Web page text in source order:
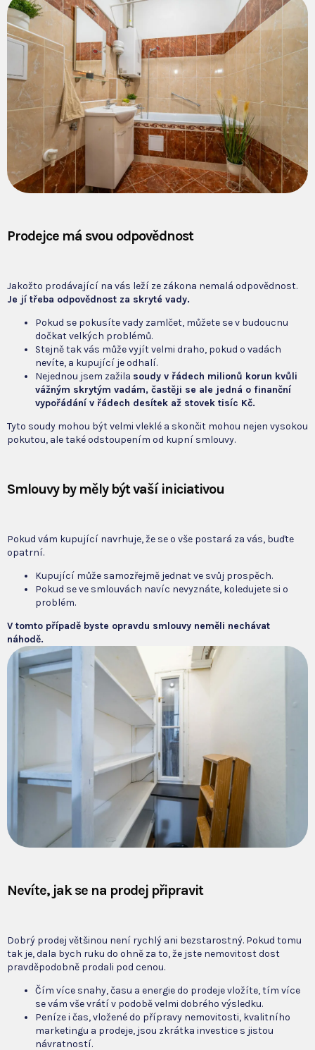
Prodejce má svou odpovědnost
Jakožto prodávající na vás leží ze zákona nemalá odpovědnost.
Je jí třeba odpovědnost za skryté vady.
Pokud se pokusíte vady zamlčet, můžete se v budoucnu
dočkat velkých problémů.
Stejně tak vás může vyjít velmi draho, pokud o vadách
nevíte, a kupující je odhalí.
Nejednou jsem zažila soudy v řádech milionů korun kvůli
vážným skrytým vadám, častěji se ale jedná o finanční
vypořádání v řádech desítek až stovek tisíc Kč.
Tyto soudy mohou být velmi vleklé a skončit mohou nejen vysokou
pokutou, ale také odstoupením od kupní smlouvy.
Smlouvy by měly být vaší iniciativou
Pokud vám kupující navrhuje, že se o vše postará za vás, buďte
opatrní.
Kupující může samozřejmě jednat ve svůj prospěch.
Pokud se ve smlouvách navíc nevyznáte, koledujete si o
problém.
V tomto případě byste opravdu smlouvy neměli nechávat
náhodě.
Nevíte, jak se na prodej připravit
Dobrý prodej většinou není rychlý ani bezstarostný. Pokud tomu
tak je, dala bych ruku do ohně za to, že jste nemovitost dost
pravděpodobně prodali pod cenou.
Čím více snahy, času a energie do prodeje vložíte, tím více
se vám vše vrátí v podobě velmi dobrého výsledku.
Peníze i čas, vložené do přípravy nemovitosti, kvalitního
marketingu a prodeje, jsou zkrátka investice s jistou
návratností.